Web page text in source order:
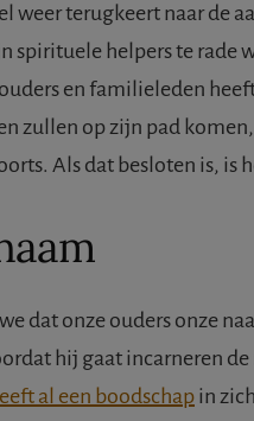
weer terugkeert naar de
spirituele helpers te rade
en familieleden
zullen op zijn pad
Als dat besloten is, is
dat onze ouders onze
hij gaat incarneren
al een boodschap in